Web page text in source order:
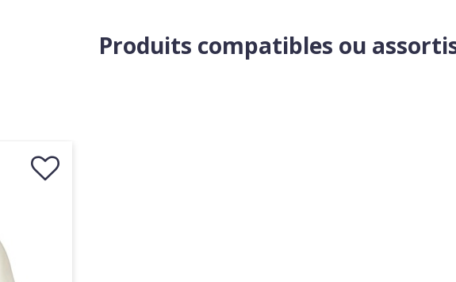
Produits compatibles ou